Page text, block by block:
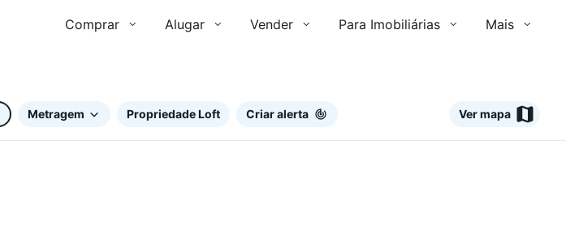
Comprar Alugar Vender Para Imobiliárias Mais
Metragem Propriedade Loft Criar alerta Ver mapa